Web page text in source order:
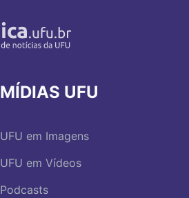
MÍDIAS UFU
UFU em Imagens
UFU em Vídeos
Podcasts